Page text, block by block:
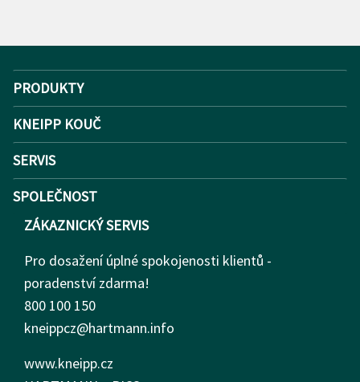
PRODUKTY
KNEIPP KOUČ
SERVIS
SPOLEČNOST
ZÁKAZNICKÝ SERVIS
Pro dosažení úplné spokojenosti klientů -
poradenství zdarma!
800 100 150
kneippcz@hartmann.info
www.kneipp.cz